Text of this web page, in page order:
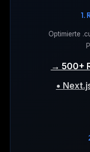
1.
Optimierte
→ 500+
•